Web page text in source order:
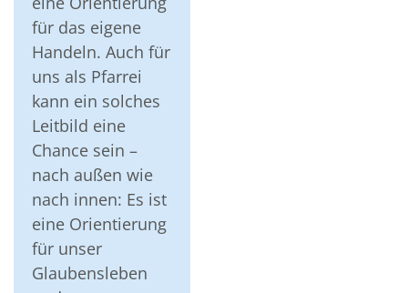
für das eigene
Handeln. Auch für
uns als Pfarrei
kann ein solches
Leitbild eine
Chance sein –
nach außen wie
nach innen: Es ist
eine Orientierung
für unser
Glaubensleben